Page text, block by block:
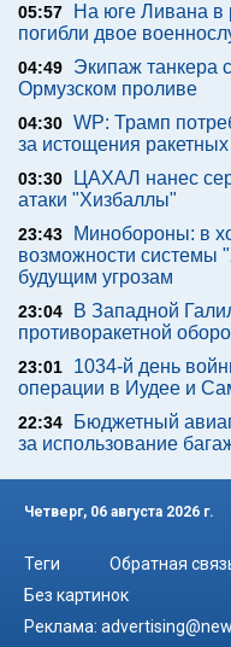
05:57
На юге Ливана в
погибли двое
04:49
Экипаж танкера
Ормузском проливе
04:30 WP: Трамп
за истощения
03:30
ЦАХАЛ нанес
атаки "Хизбаллы"
23:43
Минобороны: в
возможности системы
будущим угрозам
23:04
В Западной
противоракетной
23:01
1034-й день
операции в Иудее и
22:34
Бюджетный
за использование
Четверг, 06 августа 2026 г.
Теги Обратная
Без картинок
Реклама: